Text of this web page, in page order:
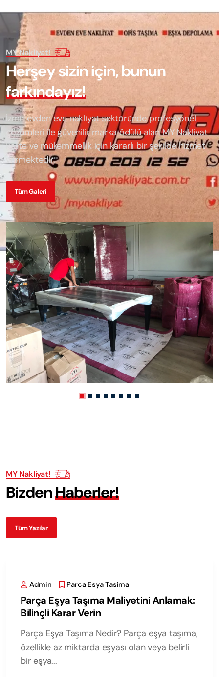
MY Nakliyat!
Herşeysiziniçin,bunun
farkındayız!
İzmir evden eve nakliyat sektöründe profesyonel
çözümleri ile güvenilir marka ödülü alanMY Nakliyat
kalite ve mükemmellik için kararlı bir şekilde hizmet
vermektedir.
Tüm Galeri
MY Nakliyat!
BizdenHaberler!
Tüm Yazılar
Admin Parca Esya Tasima
Parça Eşya Taşıma Maliyetini Anlamak:
Bilinçli Karar Verin
Parça Eşya Taşıma Nedir? Parça eşya taşıma,
özellikle az miktarda eşyası olan veya belirli
bir eşya...